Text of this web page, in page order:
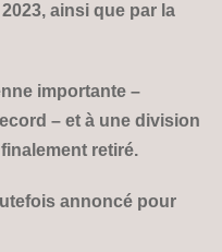
ainsi que par la
importante –
– et à une division
retiré.
annoncé pour